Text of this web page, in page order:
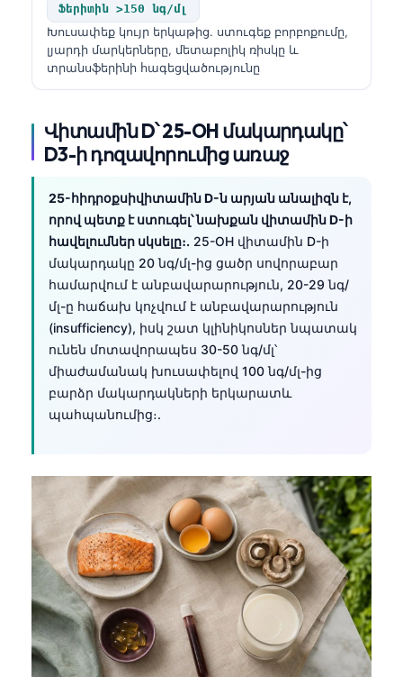
Ֆերիտին >150 նգ/մլ
Խուսափեք կույր երկաթից. ստուգեք բորբոքումը,
լյարդի մարկերները, մետաբոլիկ ռիսկը և
տրանսֆերինի հագեցվածությունը
Վիտամին D՝ 25-OH մակարդակը՝
D3-ի դոզավորումից առաջ
25-հիդրօքսիվիտամին D-ն արյան անալիզն է,
որով պետք է ստուգել՝ նախքան վիտամին D-ի
հավելումներ սկսելը։. 25-OH վիտամին D-ի
մակարդակը 20 նգ/մլ-ից ցածր սովորաբար
համարվում է անբավարարություն, 20-29 նգ/
մլ-ը հաճախ կոչվում է անբավարարություն
(insufficiency), իսկ շատ կլինիկոսներ նպատակ
ունեն մոտավորապես 30-50 նգ/մլ՝
միաժամանակ խուսափելով 100 նգ/մլ-ից
բարձր մակարդակների երկարատև
պահպանումից։.